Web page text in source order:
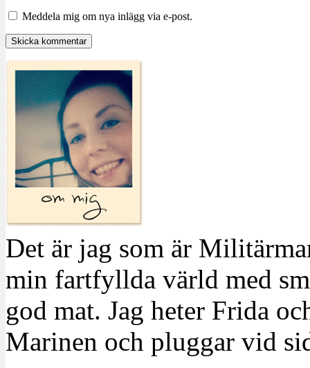
Meddela mig om nya inlägg via e-post.
Det är jag som är
min fartfyllda värld med
god mat. Jag heter Frida
Marinen och pluggar vid